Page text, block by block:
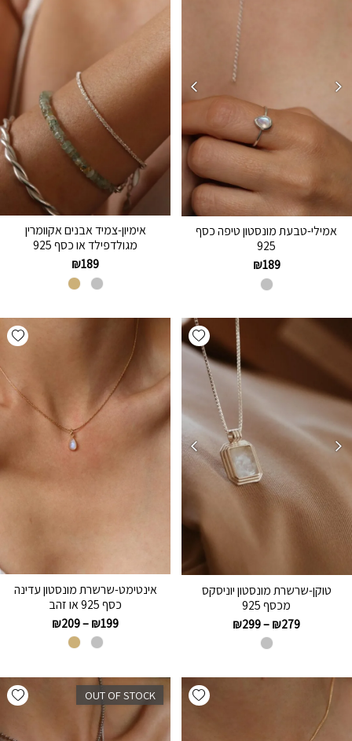
אמילי-טבעת מונסטון טיפה כסף
925
₪189
אימיון-צמיד אבנים אקוומרין
מגולדפילד או כסף 925
₪189
Add wishlist
טוקן-שרשרת מונסטון יוניסקס
מכסף 925
₪279
–
₪299
אינטימט-שרשרת מונסטון עדינה
כסף 925 או זהב
₪199
–
₪209
Add wishlist
OUT OF STOCK